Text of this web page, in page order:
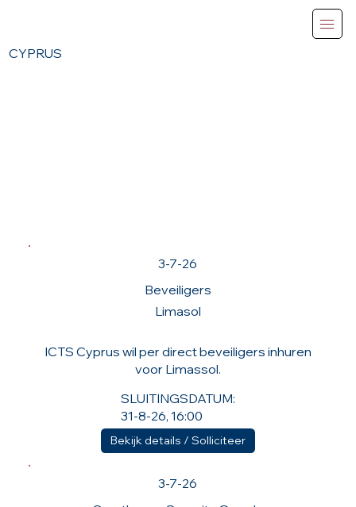
CYPRUS
3-7-26
Beveiligers
Limasol
ICTS Cyprus wil per direct beveiligers inhuren
voor Limassol.
SLUITINGSDATUM:
31-8-26, 16:00
Bekijk details / Solliciteer
3-7-26